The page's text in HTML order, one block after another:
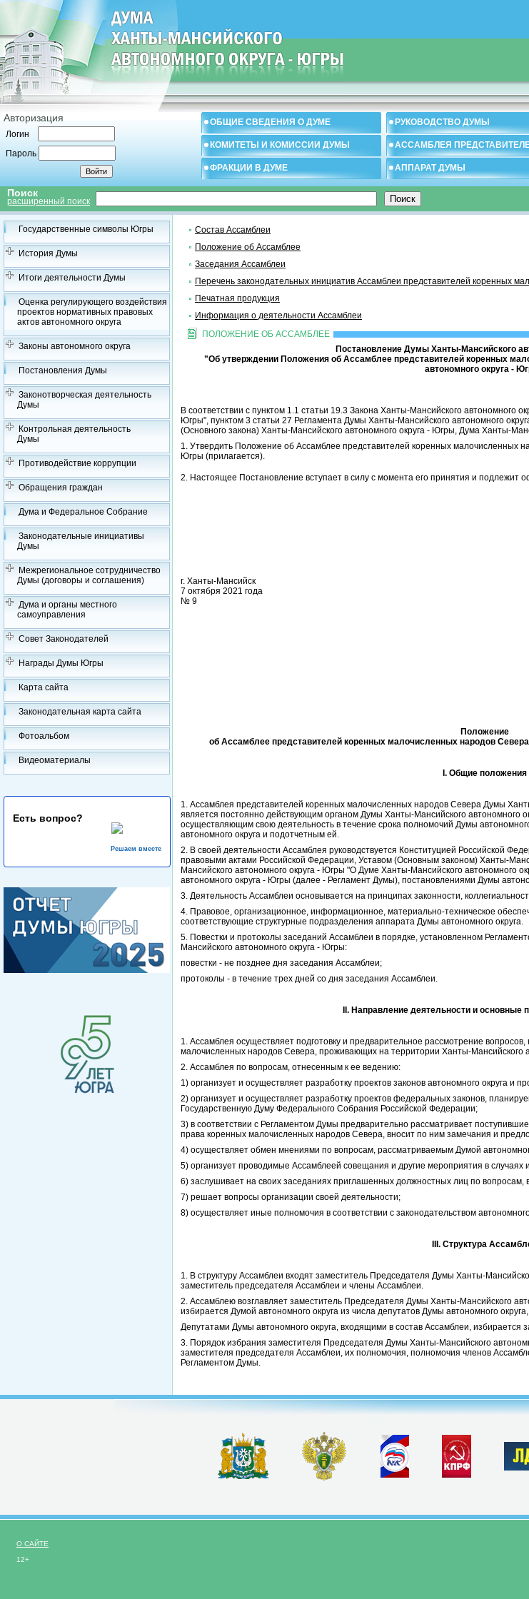
Авторизация
Логин
Пароль
ОБЩИЕ СВЕДЕНИЯ О ДУМЕ РУКОВОДСТВО ДУМЫ
КОМИТЕТЫ И КОМИССИИ ДУМЫ АССАМБЛЕЯ
ФРАКЦИИ В ДУМЕ АППАРАТ ДУМЫ
Поиск
расширенный поиск
Государственные символы Югры
История Думы
Итоги деятельности Думы
Оценка регулирующего воздействия
проектов нормативных правовых
актов автономного округа
Законы автономного округа
Постановления Думы
Законотворческая деятельность
Думы
Контрольная деятельность
Думы
Противодействие коррупции
Обращения граждан
Дума и Федеральное Собрание
Законодательные инициативы
Думы
Межрегиональное сотрудничество
Думы (договоры и соглашения)
Дума и органы местного
самоуправления
Совет Законодателей
Награды Думы Югры
Карта сайта
Законодательная карта сайта
Фотоальбом
Видеоматериалы
Есть вопрос?
Решаем вместе
Состав Ассамблеи
Положение об Ассамблее
Заседания Ассамблеи
Перечень законодательных инициатив Ассамблеи представителей коренных
Печатная продукция
Информация о деятельности Ассамблеи
ПОЛОЖЕНИЕ ОБ АССАМБЛЕЕ
Постановление Думы Ханты-Мансийского
"Об утверждении Положения об Ассамблее представителей коренных
автономного округа -
В соответствии с пунктом 1.1 статьи 19.3 Закона Ханты-Мансийского автономного
Югры", пунктом 3 статьи 27 Регламента Думы Ханты-Мансийского автономного
(Основного закона) Ханты-Мансийского автономного округа - Югры, Дума Ханты-
1. Утвердить Положение об Ассамблее представителей коренных малочисленных
Югры (прилагается).
2. Настоящее Постановление вступает в силу с момента его принятия и подлежит
г. Ханты-Мансийск
7 октября 2021 года
№ 9
Положение
об Ассамблее представителей коренных малочисленных народов
I. Общие положения
1. Ассамблея представителей коренных малочисленных народов Севера Думы
является постоянно действующим органом Думы Ханты-Мансийского автономного
осуществляющим свою деятельность в течение срока полномочий Думы
автономного округа и подотчетным ей.
2. В своей деятельности Ассамблея руководствуется Конституцией Российской
правовыми актами Российской Федерации, Уставом (Основным законом) Ханты-
Мансийского автономного округа - Югры "О Думе Ханты-Мансийского автономного
автономного округа - Югры (далее - Регламент Думы), постановлениями Думы
3. Деятельность Ассамблеи основывается на принципах законности,
4. Правовое, организационное, информационное, материально-техническое
соответствующие структурные подразделения аппарата Думы автономного округа.
5. Повестки и протоколы заседаний Ассамблеи в порядке, установленном
Мансийского автономного округа - Югры:
повестки - не позднее дня заседания Ассамблеи;
протоколы - в течение трех дней со дня заседания Ассамблеи.
II. Направление деятельности и основные
1. Ассамблея осуществляет подготовку и предварительное рассмотрение
малочисленных народов Севера, проживающих на территории Ханты-Мансийского
2. Ассамблея по вопросам, отнесенным к ее ведению:
1) организует и осуществляет разработку проектов законов автономного округа и
2) организует и осуществляет разработку проектов федеральных законов,
Государственную Думу Федерального Собрания Российской Федерации;
3) в соответствии с Регламентом Думы предварительно рассматривает
права коренных малочисленных народов Севера, вносит по ним замечания и
4) осуществляет обмен мнениями по вопросам, рассматриваемым Думой
5) организует проводимые Ассамблеей совещания и другие мероприятия в
6) заслушивает на своих заседаниях приглашенных должностных лиц по
7) решает вопросы организации своей деятельности;
8) осуществляет иные полномочия в соответствии с законодательством автономного
III. Структура
1. В структуру Ассамблеи входят заместитель Председателя Думы Ханты-
заместитель председателя Ассамблеи и члены Ассамблеи.
2. Ассамблею возглавляет заместитель Председателя Думы Ханты-Мансийского
избирается Думой автономного округа из числа депутатов Думы автономного
Депутатами Думы автономного округа, входящими в состав Ассамблеи, избирается
3. Порядок избрания заместителя Председателя Думы Ханты-Мансийского
заместителя председателя Ассамблеи, их полномочия, полномочия членов
Регламентом Думы.
О САЙТЕ
12+